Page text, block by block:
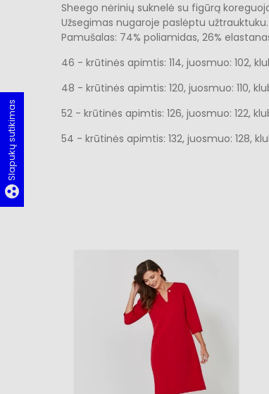
Sheego nėrinių suknelė su figūrą
Užsegimas nugaroje paslėptu
Pamušalas: 74% poliamidas, 26%
46 - krūtinės apimtis: 114, juosmuo: 102,
48 - krūtinės apimtis: 120, juosmuo: 110,
52 - krūtinės apimtis: 126, juosmuo: 122,
54 - krūtinės apimtis: 132, juosmuo: 128,
group_work
Slapukų sutikimas